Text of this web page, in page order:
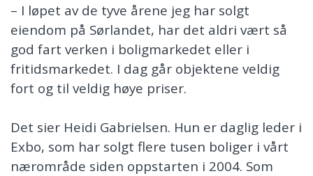
– I løpet av de tyve årene jeg har solgt
eiendom på Sørlandet, har det aldri vært så
god fart verken i boligmarkedet eller i
fritidsmarkedet. I dag går objektene veldig
fort og til veldig høye priser.
Det sier Heidi Gabrielsen. Hun er daglig leder i
Exbo, som har solgt flere tusen boliger i vårt
nærområde siden oppstarten i 2004. Som